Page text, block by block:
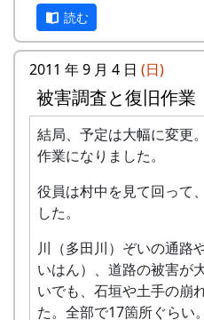
（Facebook ページにも
てアップロードしました
かも、、、）
Facebook 岩座神 - アルバ
の提言
午後八時ごろ、ほろ酔い
とにある公会堂に集って
そして、メイン・イベン
の宮入り。一時間ぐらい
らお宮さんまで、曳いて
サポートをよろしく。
無事に宮入りが済んだら
餅撒きです。これがねえ
宵宮は以上でおしまい。
過去の「岩座神の絵日記
読む
2011 年 9 月 4 日 (日)
被害調査と復旧作業
結局、予定は大幅に変更
作業になりました。
役員は村中を見て回って
した。
川（多田川）ぞいの通路
いはん）、道路の被害が
いでも、石垣や土手の崩
た。全部で17箇所ぐらい